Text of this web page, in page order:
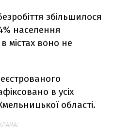
збільшилося
населення
містах воно не
в усіх
області.